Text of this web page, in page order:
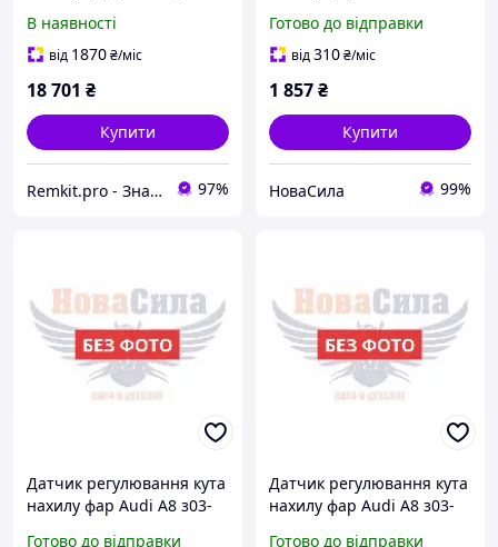
(Німеччина)
В наявності
від 1870₴/міс
18 701 ₴
Купити
Remkit.pro - Знайдемо все, що вам потрібне! 97%
(96160000501)
Готово до відправки
від310₴/міс
1 857₴
Купити
НоваСила 99%
Датчик регулювання кута
нахилу фар Audi A8 з03-
Готово до відправки
Датчик регулювання кута
нахилу фар Audi A8 з03-
Готово до відправки